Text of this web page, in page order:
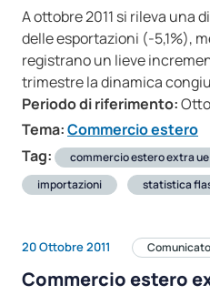
A ottobre 2011 si rileva
delle esportazioni (-5,1%),
registrano un lieve
trimestre la dinamica
Periodo di riferimento:
Tema:Commercio estero
Tag:
commercio estero extra ue
importazioni
statistica
20 Ottobre 2011
Commercio estero